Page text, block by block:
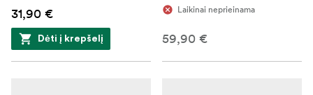
31,90 €
Dėti į krepšelį
Laikinai neprieinama
59,90 €